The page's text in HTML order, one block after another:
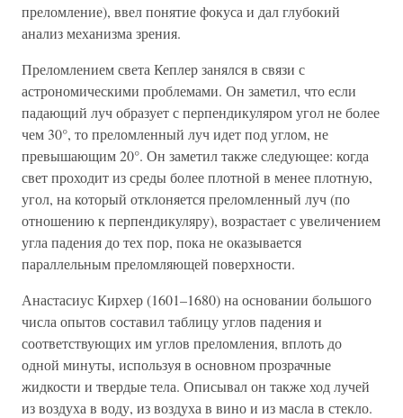
преломление), ввел понятие фокуса и дал глубокий
анализ механизма зрения.
Преломлением света Кеплер занялся в связи с
астрономическими проблемами. Он заметил, что если
падающий луч образует с перпендикуляром угол не более
чем 30°, то преломленный луч идет под углом, не
превышающим 20°. Он заметил также следующее: когда
свет проходит из среды более плотной в менее плотную,
угол, на который отклоняется преломленный луч (по
отношению к перпендикуляру), возрастает с увеличением
угла падения до тех пор, пока не оказывается
параллельным преломляющей поверхности.
Анастасиус Кирхер (1601–1680) на основании большого
числа опытов составил таблицу углов падения и
соответствующих им углов преломления, вплоть до
одной минуты, используя в основном прозрачные
жидкости и твердые тела. Описывал он также ход лучей
из воздуха в воду, из воздуха в вино и из масла в стекло.